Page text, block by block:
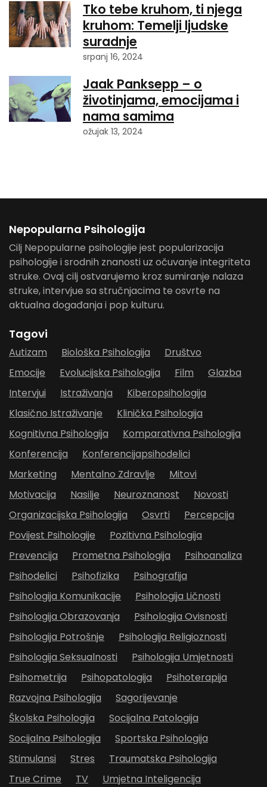
Tko tebe kruhom, ti njega
kruhom: Temelji ljudske
suradnje
srpanj 16, 2024
Jaak Panksepp – o
životinjama, emocijama i
nama samima
ožujak 13, 2024
Nepopularna Psihologija
Cilj Nepopularne psihologije jest popularizacija
psihologije i srodnih znanosti uz očuvanje integriteta
struke. Ovaj cilj ostvarujemo kroz sumiranje nalaza
struke, intervjue sa stručnjacima te osvrte na
aktualna događanja i pop kulturu.
Tagovi
Autizam Biološka Psihologija
Društvo
Emocije
Evolucijska Psihologija Film
Glazba
Intervjui
Istraživanja
Kiberopsihologija
Klasično Istraživanje
Klinička Psihologija
Kognitivna Psihologija
Komparativna Psihologija
Konferencija
Konferencijapsihodelici
Marketing
Mentalno Zdravlje
Mitovi
Motivacija
Nasilje Neuroznanost
Novosti
Organizacijska Psihologija
Osvrti
Percepcija
Povijest Psihologije
Pozitivna Psihologija
Prevencija
Prometna Psihologija
Psihoanaliza
Psihodelici
Psihofizika
Psihografija
Psihologija Komunikacije
Psihologija Ličnosti
Psihologija Obrazovanja
Psihologija Ovisnosti
Psihologija Potrošnje
Psihologija Religioznosti
Psihologija Seksualnosti
Psihologija Umjetnosti
Psihometrija
Psihopatologija
Psihoterapija
Razvojna Psihologija
Sagorijevanje
Školska Psihologija
Socijalna Patologija
Socijalna Psihologija
Sportska Psihologija
Stimulansi
Stres
Traumatska Psihologija
True Crime
TV Umjetna Inteligencija